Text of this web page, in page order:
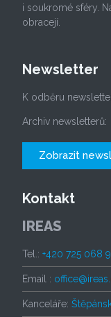
i soukromé sféry.
obracejí.
Newsletter
K odběru
Archiv newsletterů:
Zobrazit
Kontakt
IREAS
Tel.: +420 725 068
Email :
Kanceláře: